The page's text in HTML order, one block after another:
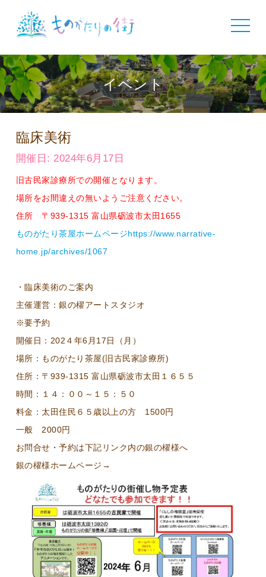
toggle
イベント
臨床美術
開催日: 2024年6月17日
旧古民家診療所での開催となります。
場所をお間違えの無いようご注意ください。
住所 〒939-1315 富山県砺波市太田1655
ものがたり茶屋ホームページhttps://www.narrative-
home.jp/archives/1067
・臨床美術のご案内
主催運営：銀の櫂アートスタジオ
※要予約
開催日：202４年6月17日（月）
場所：ものがたり茶屋(旧古民家診療所)
住所：〒939-1315 富山県砺波市太田１６５５
時間：１４：００～１５：５０
料金：太田住民６５歳以上の方 1500円
一般 2000円
お問合せ・予約は下記リンク内の銀の櫂様へ
銀の櫂様ホームページ→